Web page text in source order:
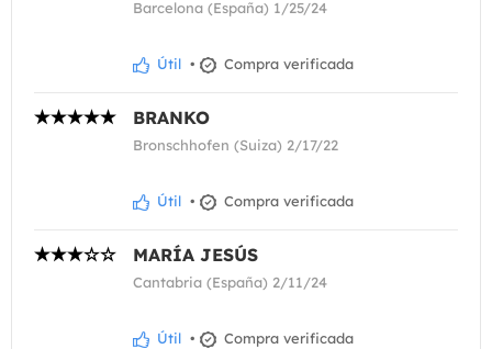
Barcelona (España) 1/25/24
Útil • Compra verificada
BRANKO
Bronschhofen (Suiza) 2/17/22
Útil • Compra verificada
MARÍA JESÚS
Cantabria (España) 2/11/24
Útil • Compra verificada